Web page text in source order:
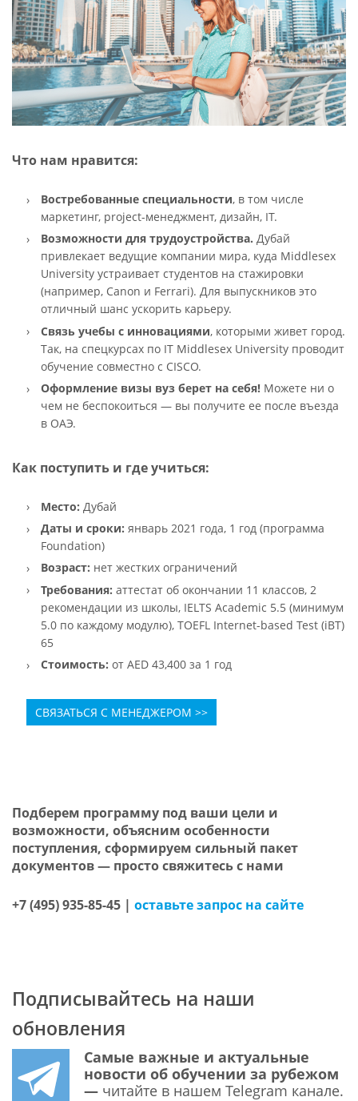
Что нам нравится:
Востребованные специальности, в том числе
маркетинг, project-менеджмент, дизайн, IT.
Возможности для трудоустройства. Дубай
привлекает ведущие компании мира, куда Middlesex
University устраивает студентов на стажировки
(например, Canon и Ferrari). Для выпускников это
отличный шанс ускорить карьеру.
Связь учебы с инновациями, которыми живет город.
Так, на спецкурсах по IT Middlesex University проводит
обучение совместно с CISCO.
Оформление визы вуз берет на себя!Можете ни о
чем не беспокоиться — вы получите ее после въезда
в ОАЭ.
Как поступить и где учиться:
Место: Дубай
Даты и сроки: январь 2021 года, 1 год (программа
Foundation)
Возраст: нет жестких ограничений
Требования: аттестат об окончании 11 классов, 2
рекомендации из школы, IELTS Academic 5.5 (минимум
5.0 по каждому модулю), TOEFL Internet-based Test (iBT)
65
Стоимость: от AED 43,400 за 1 год
СВЯЗАТЬСЯ С МЕНЕДЖЕРОМ >>
Подберем программу под ваши цели и
возможности, объясним особенности
поступления, сформируем сильный пакет
документов — просто свяжитесь с нами
+7 (495) 935-85-45 | оставьте запрос на сайте
Подписывайтесь на наши
обновления
Самые важные и актуальные
новости об обучении за рубежом
— читайте в нашем Telegram канале.